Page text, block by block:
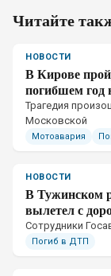
Читайте
НОВОСТИ
В Кирове
погибшем год
Трагедия
Московской
Мотоавария
НОВОСТИ
В Тужинском
вылетел с
Сотрудники
Погиб в ДТП